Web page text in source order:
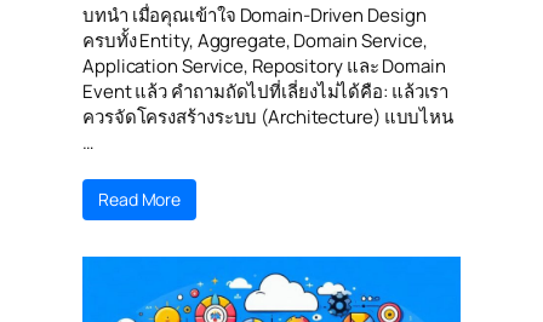
บทนำ เมื่อคุณเข้าใจ Domain-Driven Design
ครบทั้ง Entity, Aggregate, Domain Service,
Application Service, Repository และ Domain
Event แล้ว คำถามถัดไปที่เลี่ยงไม่ได้คือ: แล้วเรา
ควรจัดโครงสร้างระบบ (Architecture) แบบไหน
…
Read More